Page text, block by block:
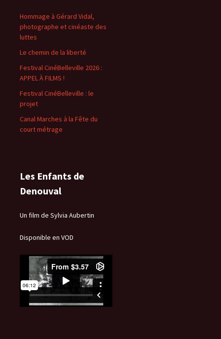
Hommage à Gérard Vidal,
photographe et cinéaste des
luttes
Le chemin de la liberté
Festival CinéBelleville 2026 :
APPEL À FILMS !
Festival CinéBelleville : le
projet
Canal Marches à la Fête du
court métrage
Les Enfants de
Denouval
Un film de Sylvia Aubertin
Disponible en VOD